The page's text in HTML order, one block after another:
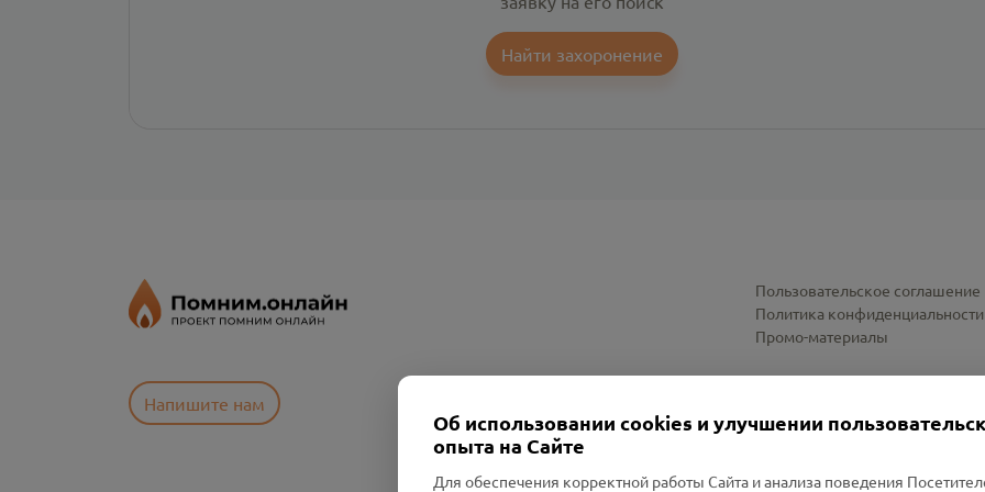
Найти захоронение
Напишите нам
Пользовательское соглашение
Политика конфиденциальности
Промо-материалы
Об использовании cookies и улучшении
опыта на Сайте
Для обеспечения корректной работы Сайта и анализа поведения